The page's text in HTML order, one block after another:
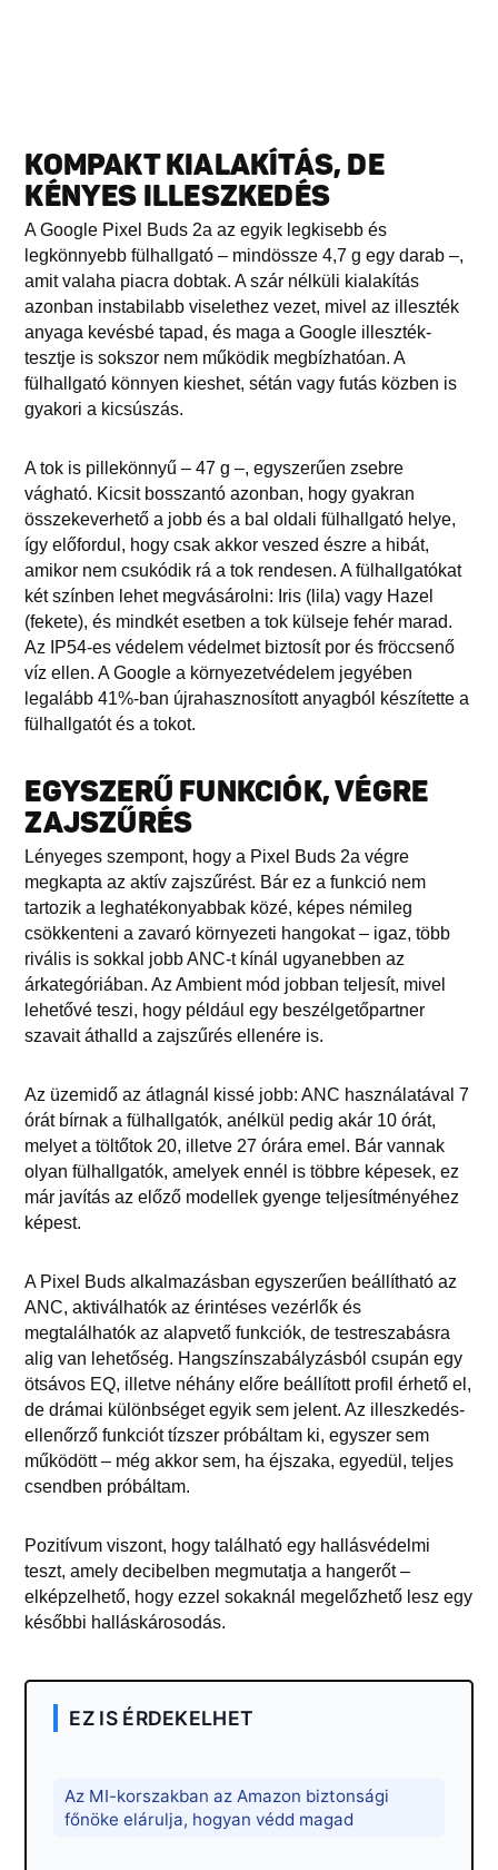
KOMPAKT KIALAKÍTÁS, DE
KÉNYES ILLESZKEDÉS
A Google Pixel Buds 2a az egyik legkisebb és
legkönnyebb fülhallgató – mindössze 4,7 g egy darab –,
amit valaha piacra dobtak. A szár nélküli kialakítás
azonban instabilabb viselethez vezet, mivel az illeszték
anyaga kevésbé tapad, és maga a Google illeszték-
tesztje is sokszor nem működik megbízhatóan. A
fülhallgató könnyen kieshet, sétán vagy futás közben is
gyakori a kicsúszás.
A tok is pillekönnyű – 47 g –, egyszerűen zsebre
vágható. Kicsit bosszantó azonban, hogy gyakran
összekeverhető a jobb és a bal oldali fülhallgató helye,
így előfordul, hogy csak akkor veszed észre a hibát,
amikor nem csukódik rá a tok rendesen. A fülhallgatókat
két színben lehet megvásárolni: Iris (lila) vagy Hazel
(fekete), és mindkét esetben a tok külseje fehér marad.
Az IP54-es védelem védelmet biztosít por és fröccsenő
víz ellen. A Google a környezetvédelem jegyében
legalább 41%-ban újrahasznosított anyagból készítette a
fülhallgatót és a tokot.
EGYSZERŰ FUNKCIÓK, VÉGRE
ZAJSZŰRÉS
Lényeges szempont, hogy a Pixel Buds 2a végre
megkapta az aktív zajszűrést. Bár ez a funkció nem
tartozik a leghatékonyabbak közé, képes némileg
csökkenteni a zavaró környezeti hangokat – igaz, több
rivális is sokkal jobb ANC-t kínál ugyanebben az
árkategóriában. Az Ambient mód jobban teljesít, mivel
lehetővé teszi, hogy például egy beszélgetőpartner
szavait áthalld a zajszűrés ellenére is.
Az üzemidő az átlagnál kissé jobb: ANC használatával 7
órát bírnak a fülhallgatók, anélkül pedig akár 10 órát,
melyet a töltőtok 20, illetve 27 órára emel. Bár vannak
olyan fülhallgatók, amelyek ennél is többre képesek, ez
már javítás az előző modellek gyenge teljesítményéhez
képest.
A Pixel Buds alkalmazásban egyszerűen beállítható az
ANC, aktiválhatók az érintéses vezérlők és
megtalálhatók az alapvető funkciók, de testreszabásra
alig van lehetőség. Hangszínszabályzásból csupán egy
ötsávos EQ, illetve néhány előre beállított profil érhető el,
de drámai különbséget egyik sem jelent. Az illeszkedés-
ellenőrző funkciót tízszer próbáltam ki, egyszer sem
működött – még akkor sem, ha éjszaka, egyedül, teljes
csendben próbáltam.
Pozitívum viszont, hogy található egy hallásvédelmi
teszt, amely decibelben megmutatja a hangerőt –
elképzelhető, hogy ezzel sokaknál megelőzhető lesz egy
későbbi halláskárosodás.
EZ IS ÉRDEKELHET
Az MI-korszakban az Amazon biztonsági
főnöke elárulja, hogyan védd magad